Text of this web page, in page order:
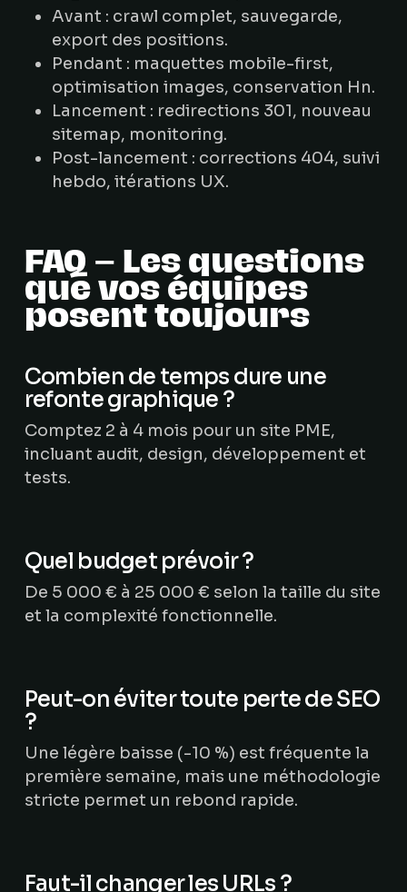
Avant : crawl complet, sauvegarde,
export des positions.
Pendant : maquettes mobile-first,
optimisation images, conservation Hn.
Lancement : redirections 301, nouveau
sitemap, monitoring.
Post-lancement : corrections 404, suivi
hebdo, itérations UX.
FAQ – Les questions
que vos équipes
posent toujours
Combien de temps dure une
refonte graphique ?
Comptez 2 à 4 mois pour un site PME,
incluant audit, design, développement et
tests.
Quel budget prévoir ?
De 5 000 € à 25 000 € selon la taille du site
et la complexité fonctionnelle.
Peut-on éviter toute perte de SEO
?
Une légère baisse (-10 %) est fréquente la
première semaine, mais une méthodologie
stricte permet un rebond rapide.
Faut-il changer les URLs ?